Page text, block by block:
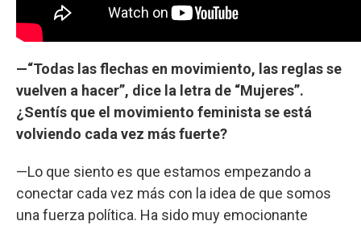
—“Todas las flechas en movimiento, las reglas se
vuelven a hacer”, dice la letra de “Mujeres”.
¿Sentís que el movimiento feminista se está
volviendo cada vez más fuerte?
—Lo que siento es que estamos empezando a
conectar cada vez más con la idea de que somos
una fuerza política. Ha sido muy emocionante